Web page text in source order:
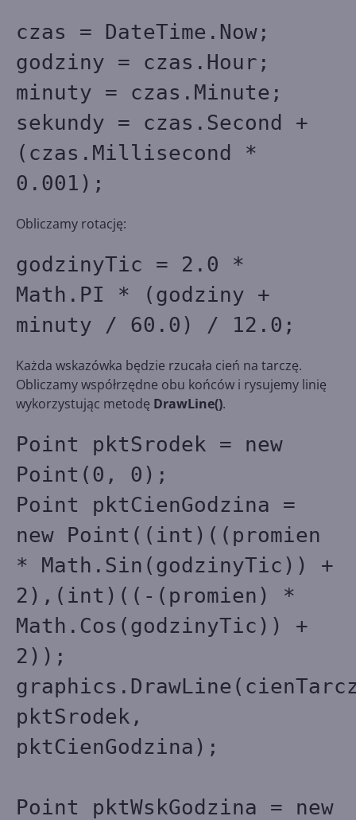
czas = DateTime.Now;
godziny = czas.Hour;
minuty = czas.Minute;
sekundy = czas.Second +
(czas.Millisecond *
0.001);
Obliczamy rotację:
godzinyTic = 2.0 *
Math.PI * (godziny +
minuty / 60.0) / 12.0;
Każda wskazówka będzie rzucała cień na tarczę.
Obliczamy współrzędne obu końców i rysujemy linię
wykorzystując metodę DrawLine().
Point pktSrodek = new
Point(0, 0);
Point pktCienGodzina =
new Point((int)((promien
* Math.Sin(godzinyTic)) +
2),(int)((-(promien) *
Math.Cos(godzinyTic)) +
2));
pktSrodek,
pktCienGodzina);
Point pktWskGodzina = new